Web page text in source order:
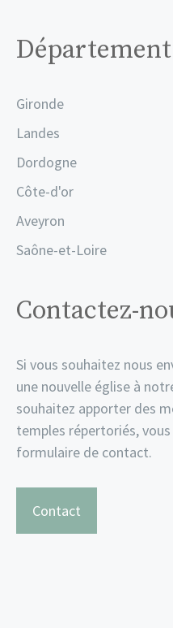
Département
Gironde
Landes
Dordogne
Côte-d'or
Aveyron
Saône-et-Loire
Contactez-
Si vous souhaitez nous
une nouvelle église à
souhaitez apporter des
temples répertoriés,
formulaire de contact.
Contact